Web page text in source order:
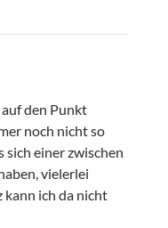
den Punkt
noch nicht so
sich einer zwischen
vielerlei
kann ich da nicht